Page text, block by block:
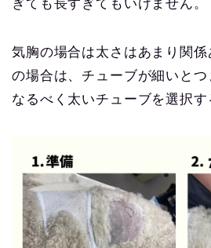
ぎても長すぎてもいけません。
気胸の場合は太さはあまり関
の場合は、チューブが細いとつ
なるべく太いチューブを選択す